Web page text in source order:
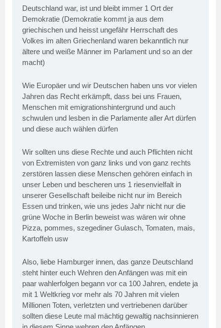
Deutschland war, ist und bleibt immer 1 Ort der
Demokratie (Demokratie kommt ja aus dem
griechischen und heisst ungefähr Herrschaft des
Volkes im alten Griechenland waren bekanntlich nur
ältere und weiße Männer im Parlament und so an der
macht)
Wie Europäer und wir Deutschen haben uns vor vielen
Jahren das Recht erkämpft, dass bei uns Frauen,
Menschen mit emigrationshintergrund und auch
schwulen und lesben in die Parlamente aller Art dürfen
und diese auch wählen dürfen
Wir sollten uns diese Rechte und auch Pflichten nicht
von Extremisten von ganz links und von ganz rechts
zerstören lassen diese Menschen gehören einfach in
unser Leben und bescheren uns 1 riesenvielfalt in
unserer Gesellschaft beileibe nicht nur im Bereich
Essen und trinken, wie uns jedes Jahr nicht nur die
grüne Woche in Berlin beweist was wären wir ohne
Pizza, pommes, szegediner Gulasch, Tomaten, mais,
Kartoffeln usw
Also, liebe Hamburger innen, das ganze Deutschland
steht hinter euch Wehren den Anfängen was mit ein
paar wahlerfolgen begann vor ca 100 Jahren, endete ja
mit 1 Weltkrieg vor mehr als 70 Jahren mit vielen
Millionen Toten, verletzten und vertriebenen darüber
sollten diese Leute mal mächtig gewaltig nachsinnieren